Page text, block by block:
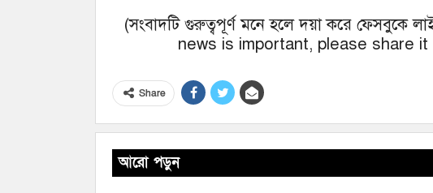
(সংবাদটি গুরুত্বপূর্ণ মনে হলে দয়া করে ফেসবুকে
news is important, please share
Share
আরো পড়ুন